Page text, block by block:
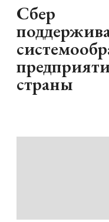
Сбер
страны